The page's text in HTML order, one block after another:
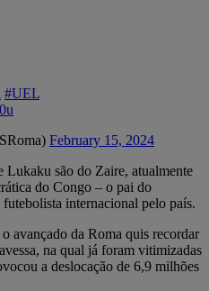
#UEL
February 15, 2024
Lukaku são do Zaire, atualmente
do Congo – o pai do
internacional pelo país.
avançado da Roma quis recordar
na qual já foram vitimizadas
a deslocação de 6,9 milhões